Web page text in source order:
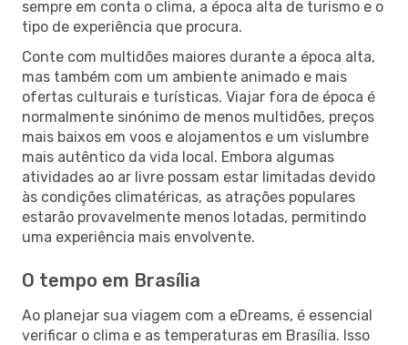
sempre em conta o clima, a época alta de turismo e o
tipo de experiência que procura.
Conte com multidões maiores durante a época alta,
mas também com um ambiente animado e mais
ofertas culturais e turísticas. Viajar fora de época é
normalmente sinónimo de menos multidões, preços
mais baixos em voos e alojamentos e um vislumbre
mais autêntico da vida local. Embora algumas
atividades ao ar livre possam estar limitadas devido
às condições climatéricas, as atrações populares
estarão provavelmente menos lotadas, permitindo
uma experiência mais envolvente.
O tempo em Brasília
Ao planejar sua viagem com a eDreams, é essencial
verificar o clima e as temperaturas em Brasília. Isso